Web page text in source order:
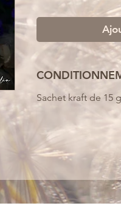
Sachet kraft de 15